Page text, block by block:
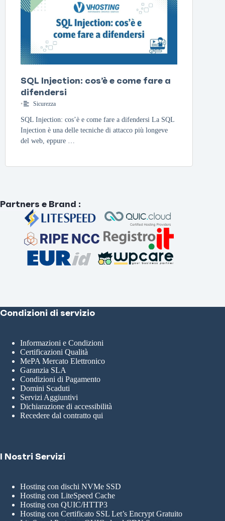
SQL Injection: cos’è e come fare a
difendersi
• Sicurezza
SQL Injection: cos’è e come fare a difendersi La SQL
Injection è una delle tecniche di attacco più longeve
del web, eppure …
Partners e Brand :
Condizioni di servizio
Informazioni e Condizioni
Certificazioni Qualità
MePA Mercato Elettronico
Garanzia SLA
Condizioni di Pagamento
Domini Scaduti
Servizi Aggiuntivi
Dichiarazione di accessibilità
Recedere dal contratto qui
I Nostri Servizi
Hosting con dischi NVMe SSD
Hosting con LiteSpeed Cache
Hosting con QUIC/HTTP3
Hosting con Certificato SSL Let’s Encrypt Gratuito